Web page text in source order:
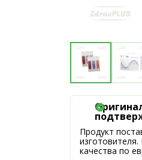
Продукт
качества по